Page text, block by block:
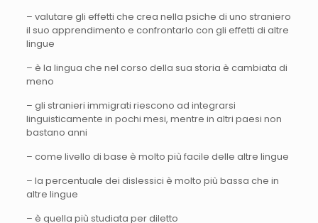
– valutare gli effetti che crea nella psiche di uno straniero
il suo apprendimento e confrontarlo con gli effetti di altre
lingue
– è la lingua che nel corso della sua storia è cambiata di
meno
– gli stranieri immigrati riescono ad integrarsi
linguisticamente in pochi mesi, mentre in altri paesi non
bastano anni
– come livello di base è molto più facile delle altre lingue
– la percentuale dei dislessici è molto più bassa che in
altre lingue
– è quella più studiata per diletto